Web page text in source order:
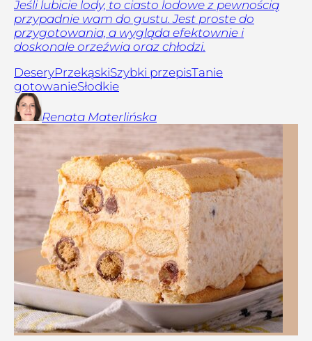
Jeśli lubicie lody, to ciasto lodowe z pewnością
przypadnie wam do gustu. Jest proste do
przygotowania, a wygląda efektownie i
doskonale orzeźwia oraz chłodzi.
DeseryPrzekąskiSzybki przepisTanie
gotowanieSłodkie
Renata Materlińska